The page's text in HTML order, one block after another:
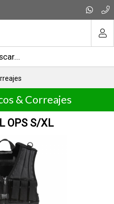
& Correajes
OPS S/XL